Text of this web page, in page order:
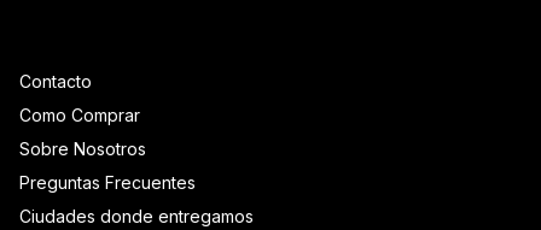
Contacto
Como Comprar
Sobre Nosotros
Preguntas Frecuentes
Ciudades donde entregamos